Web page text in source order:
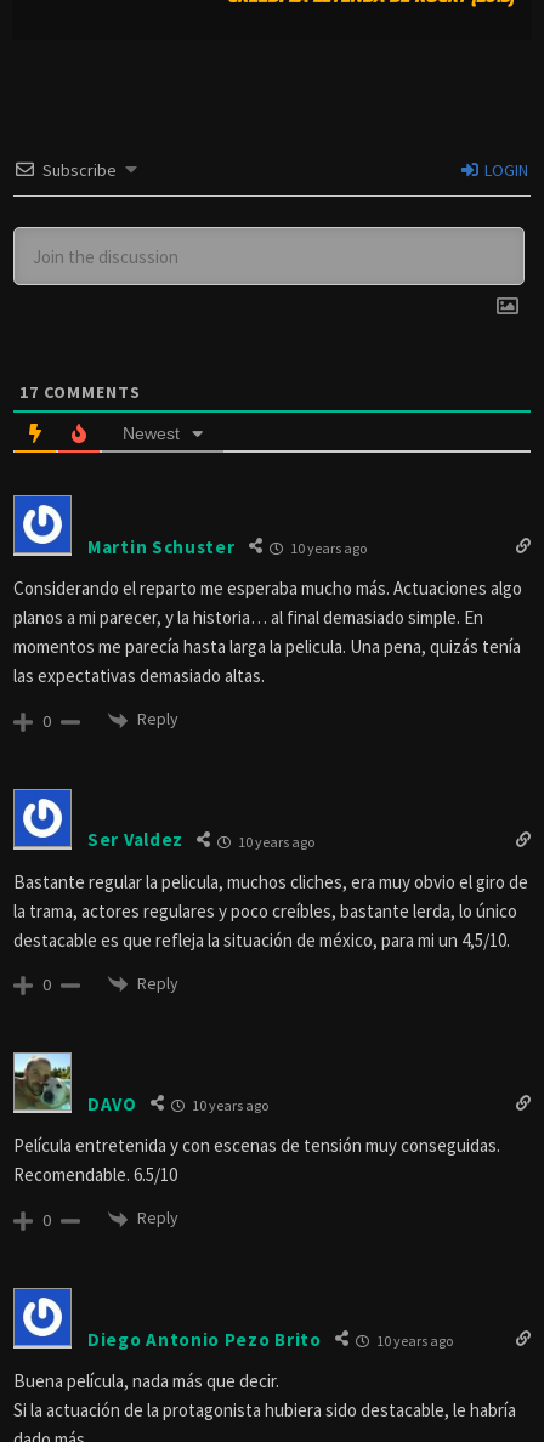
Subscribe LOGIN
17 COMMENTS
Newest
Martin Schuster 10 years ago
Considerando el reparto me esperaba mucho más. Actuaciones algo
planos a mi parecer, y la historia… al final demasiado simple. En
momentos me parecía hasta larga la pelicula. Una pena, quizás tenía
las expectativas demasiado altas.
0 Reply
Ser Valdez 10 years ago
Bastante regular la pelicula, muchos cliches, era muy obvio el giro de
la trama, actores regulares y poco creíbles, bastante lerda, lo único
destacable es que refleja la situación de méxico, para mi un 4,5/10.
0 Reply
DAVO 10 years ago
Película entretenida y con escenas de tensión muy conseguidas.
Recomendable. 6.5/10
0 Reply
Diego Antonio Pezo Brito 10 years ago
Buena película, nada más que decir.
Si la actuación de la protagonista hubiera sido destacable, le habría